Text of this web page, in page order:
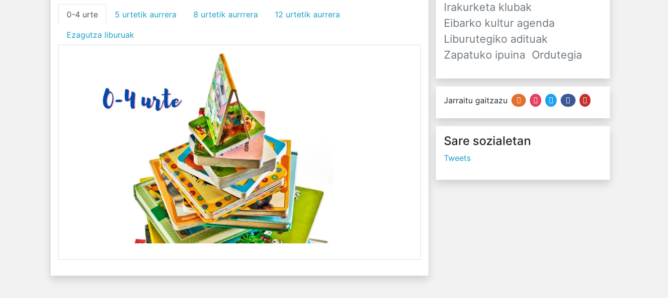
0-4 urte 5 urtetik aurrera 8 urtetik aurrrera 12 urtetik aurrera
Ezagutza liburuak
Irakurketa klubak
Eibarko kultur agenda
Liburutegiko adituak
Zapatuko ipuina Ordutegia
Jarraitu gaitzazu
Sare sozialetan
Tweets